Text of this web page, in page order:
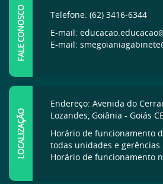
FALE CONOSCO
Telefone: (62) 3416-6344
E-mail:
E-mail:
LOCALIZAÇÃO
Endereço: Avenida do
Lozandes, Goiânia - Goiás
Horário de funcionamento
todas unidades e gerências.
Horário de funcionamento